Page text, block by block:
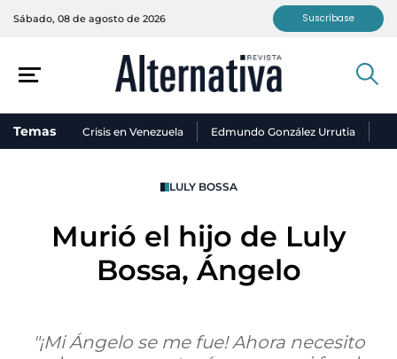
Sábado, 08 de agosto de 2026 Suscríbase
Temas Crisis en Venezuela Edmundo González Urrutia
LULY BOSSA
Murió el hijo de Luly
Bossa, Ángelo
"¡Mi Ángelo se me fue! Ahora necesito